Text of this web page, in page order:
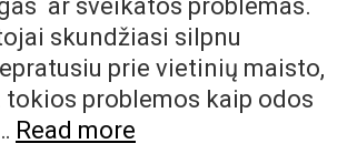
ar sveikatos problemas.
skundžiasi silpnu
prie vietinių maisto,
problemos kaip odos
Read more